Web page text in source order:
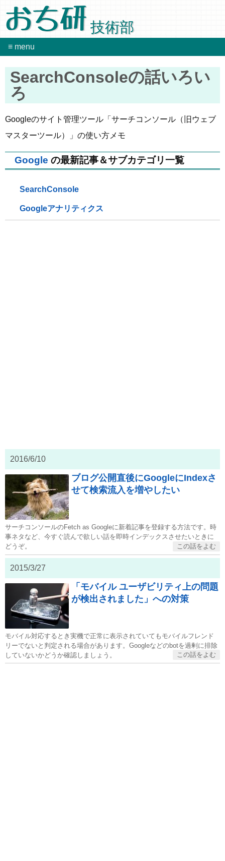
おち研
技術部
≡ menu
SearchConsoleの話いろい
ろ
Googleのサイト管理ツール「サーチコンソール（旧ウェブ
マスターツール）」の使い方メモ
Google の最新記事＆サブカテゴリ一覧
SearchConsole
Googleアナリティクス
2016/6/10
ブログ公開直後にGoogleにIndexさ
せて検索流入を増やしたい
サーチコンソールのFetch as Googleに新着記事を登録する方法です。時
事ネタなど、今すぐ読んで欲しい話を即時インデックスさせたいときに
どうぞ。
2015/3/27
「モバイル ユーザビリティ上の問題
が検出されました」への対策
モバイル対応するとき実機で正常に表示されていてもモバイルフレンド
リーでないと判定される場合があります。Googleなどのbotを過剰に排除
していないかどうか確認しましょう。